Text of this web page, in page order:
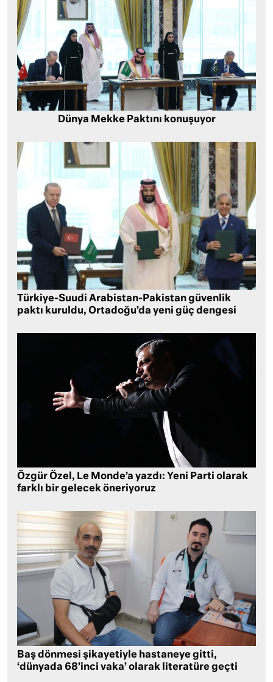
Dünya Mekke Paktını konuşuyor
Türkiye-Suudi Arabistan-Pakistan güvenlik
paktı kuruldu, Ortadoğu’da yeni güç dengesi
Özgür Özel, Le Monde’a yazdı: Yeni Parti olarak
farklı bir gelecek öneriyoruz
Baş dönmesi şikayetiyle hastaneye gitti,
‘dünyada 68’inci vaka’ olarak literatüre geçti